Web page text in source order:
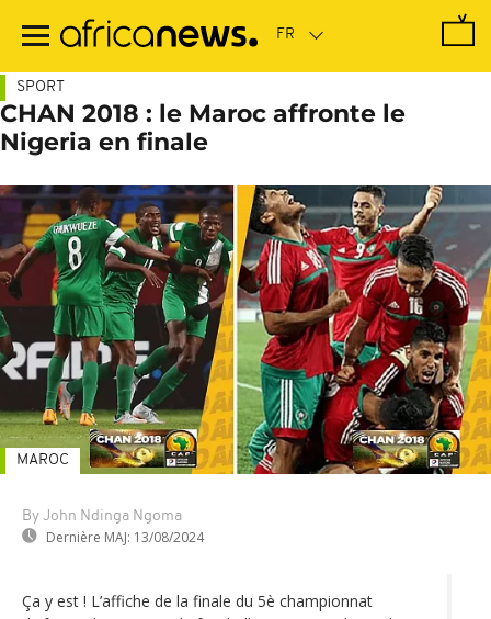
contenu
SPORT
CHAN 2018 : le Maroc affronte le
Nigeria en finale
By John Ndinga Ngoma
Dernière MAJ: 13/08/2024
MAROC
Ça y est ! L’affiche de la finale du 5è championnat